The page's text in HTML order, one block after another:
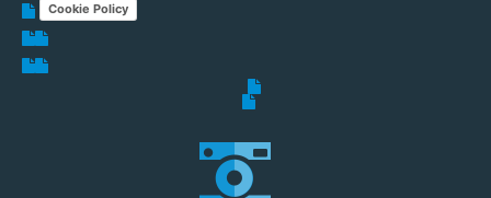
Cookie Policy